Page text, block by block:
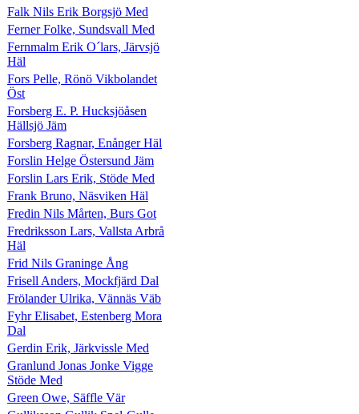
Falk Nils Erik Borgsjö Med
Ferner Folke, Sundsvall Med
Fernmalm Erik O´lars, Järvsjö
Häl
Fors Pelle, Rönö Vikbolandet
Öst
Forsberg E. P. Hucksjöåsen
Hällsjö Jäm
Forsberg Ragnar, Enånger Häl
Forslin Helge Östersund Jäm
Forslin Lars Erik, Stöde Med
Frank Bruno, Näsviken Häl
Fredin Nils Mårten, Burs Got
Fredriksson Lars, Vallsta Arbrå
Häl
Frid Nils Graninge Ång
Frisell Anders, Mockfjärd Dal
Frölander Ulrika, Vännäs Väb
Fyhr Elisabet, Estenberg Mora
Dal
Gerdin Erik, Järkvissle Med
Granlund Jonas Jonke Vigge
Stöde Med
Green Owe, Säffle Vär